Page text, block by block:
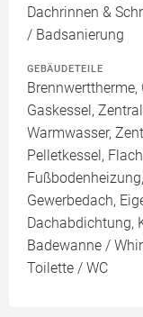
Dachrinnen &
/ Badsanierung
GEBÄUDETEILE
Gaskessel,
Warmwasser,
Pelletkessel,
Gewerbedach,
Dachabdichtung,
Badewanne /
Toilette / WC